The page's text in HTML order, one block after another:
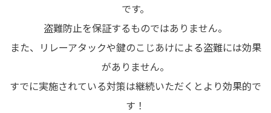
です。
盗難防止を保証するものではありません。
また、リレーアタックや鍵のこじあけによる盗難には効果
がありません。
すでに実施されている対策は継続いただくとより効果的で
す！